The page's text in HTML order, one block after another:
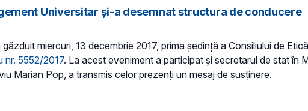
Universitar și-a desemnat structura de conducere
miercuri, 13 decembrie 2017, prima ședință a Consiliului de
nr. 5552/2017. La acest eveniment a participat și secretarul de stat în
Marian Pop, a transmis celor prezenți un mesaj de susținere.